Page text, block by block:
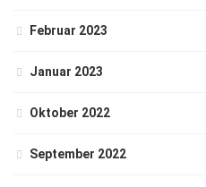
Februar 2023
Januar 2023
Oktober 2022
September 2022